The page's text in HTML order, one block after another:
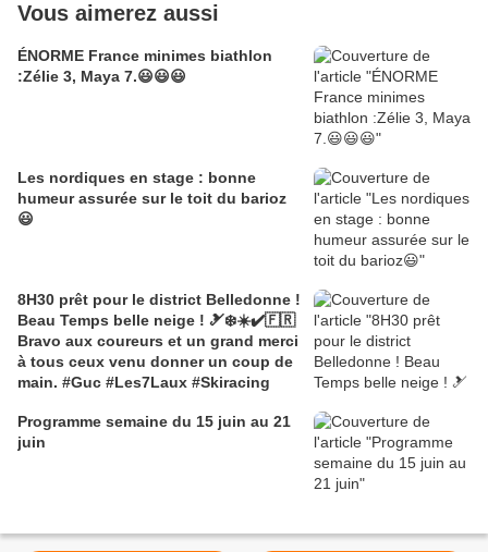
Vous aimerez aussi
ÉNORME France minimes biathlon
:Zélie 3, Maya 7.😃😃😃
Les nordiques en stage : bonne
humeur assurée sur le toit du barioz
😃
8H30 prêt pour le district Belledonne !
Beau Temps belle neige ! 🎿❄️☀️✔️🇫🇷
Bravo aux coureurs et un grand merci
à tous ceux venu donner un coup de
main. #Guc #Les7Laux #Skiracing
Programme semaine du 15 juin au 21
juin